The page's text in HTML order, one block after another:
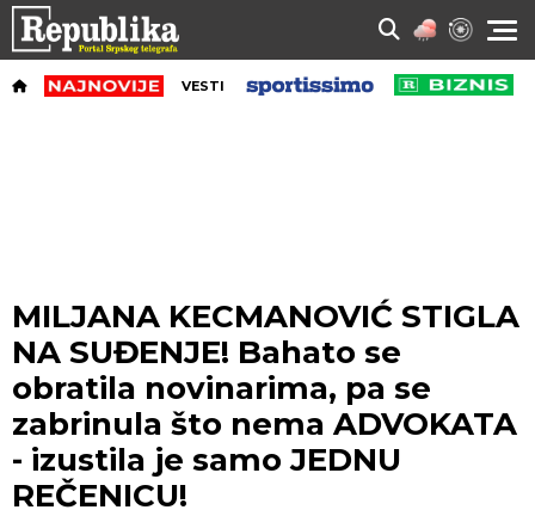
VESTI
MILJANA KECMANOVIĆ STIGLA
NA SUĐENJE! Bahato se
obratila novinarima, pa se
zabrinula što nema ADVOKATA
- izustila je samo JEDNU
REČENICU!